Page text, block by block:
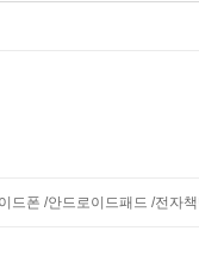
드폰 /안드로이드패드 /전자